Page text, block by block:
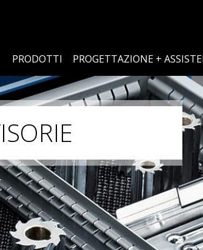
PRODOTTI PROGETTAZIONE +